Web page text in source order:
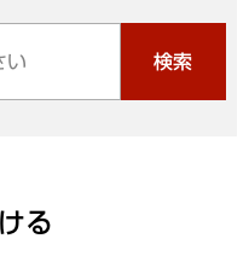
検索
る